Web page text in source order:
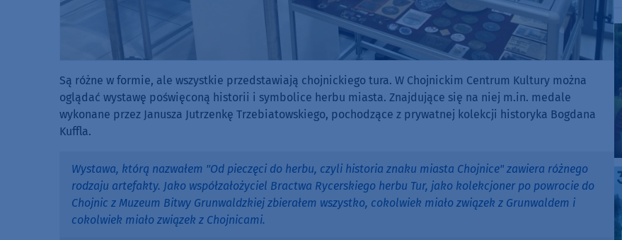
Są różne w formie, ale wszystkie przedstawiają chojnickiego tura. W Chojnickim Centrum Kultury można
oglądać wystawę poświęconą historii i symbolice herbu miasta. Znajdujące się na niej m.in. medale
wykonane przez Janusza Jutrzenkę Trzebiatowskiego, pochodzące z prywatnej kolekcji historyka Bogdana
Kuffla.
Wystawa, którą nazwałem "Od pieczęci do herbu, czyli historia znaku miasta Chojnice" zawiera różnego
rodzaju artefakty. Jako współzałożyciel Bractwa Rycerskiego herbu Tur, jako kolekcjoner po powrocie do
Chojnic z Muzeum Bitwy Grunwaldzkiej zbierałem wszystko, cokolwiek miało związek z Grunwaldem i
cokolwiek miało związek z Chojnicami.